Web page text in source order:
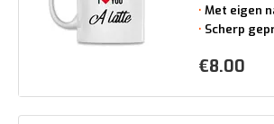
Met eigen
Scherp
€8.00